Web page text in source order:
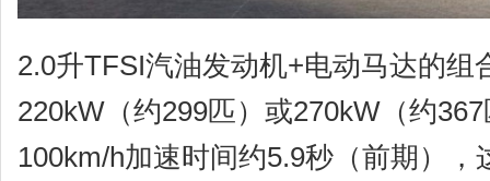
2.0升TFSI汽油发动机+电动马达的组
220kW（约299匹）或270kW（约
100km/h加速时间约5.9秒（前期），